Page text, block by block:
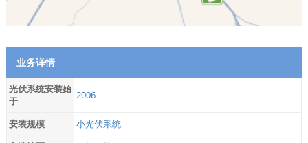
业务详情
光伏系统安装始
于
2006
安装规模
小光伏系统